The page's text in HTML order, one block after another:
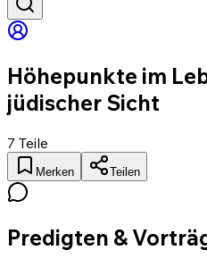
Höhepunkte im
jüdischer Sicht
7 Teile
Merken Teilen
Predigten &